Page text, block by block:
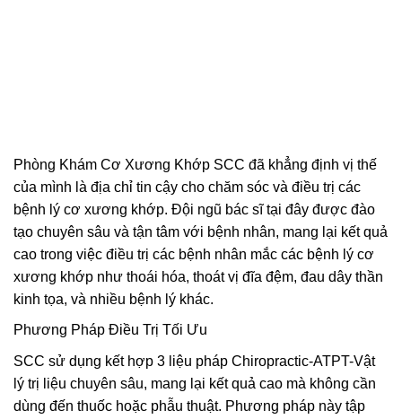
Phòng Khám Cơ Xương Khớp SCC đã khẳng định vị thế
của mình là địa chỉ tin cậy cho chăm sóc và điều trị các
bệnh lý cơ xương khớp. Đội ngũ bác sĩ tại đây được đào
tạo chuyên sâu và tận tâm với bệnh nhân, mang lại kết quả
cao trong việc điều trị các bệnh nhân mắc các bệnh lý cơ
xương khớp như thoái hóa, thoát vị đĩa đệm, đau dây thần
kinh tọa, và nhiều bệnh lý khác.
Phương Pháp Điều Trị Tối Ưu
SCC sử dụng kết hợp 3 liệu pháp Chiropractic-ATPT-Vật
lý trị liệu chuyên sâu, mang lại kết quả cao mà không cần
dùng đến thuốc hoặc phẫu thuật. Phương pháp này tập